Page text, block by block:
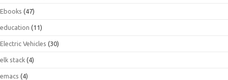
Ebooks (47)
education (11)
Electric Vehicles (30)
elk stack (4)
emacs (4)